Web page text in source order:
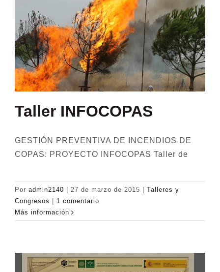
Taller INFOCOPAS
GESTIÓN PREVENTIVA DE INCENDIOS DE
COPAS: PROYECTO INFOCOPAS Taller de
Por admin2140 27 de marzo de 2015
Talleres y
Congresos
1 comentario
Más información